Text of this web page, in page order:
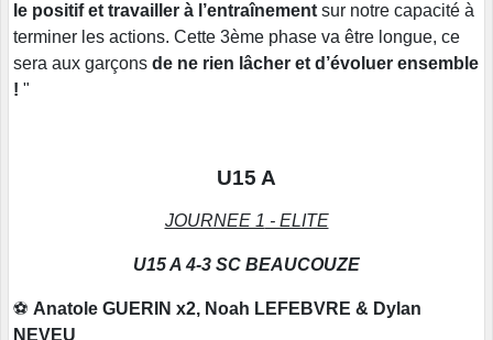
le positif et travailler à l’entraînement sur notre capacité à
terminer les actions. Cette 3ème phase va être longue, ce
sera aux garçons de ne rien lâcher et d’évoluer ensemble
! "
U15 A
JOURNEE 1 - ELITE
U15 A 4-3 SC BEAUCOUZE
⚽ Anatole GUERIN x2, Noah LEFEBVRE & Dylan
NEVEU